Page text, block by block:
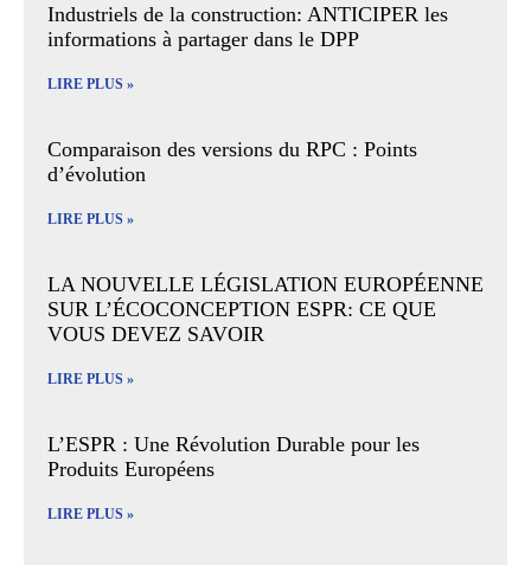
Industriels de la construction: ANTICIPER les
informations à partager dans le DPP
LIRE PLUS »
Comparaison des versions du RPC : Points
d’évolution
LIRE PLUS »
LA NOUVELLE LÉGISLATION EUROPÉENNE
SUR L’ÉCOCONCEPTION ESPR: CE QUE
VOUS DEVEZ SAVOIR
LIRE PLUS »
L’ESPR : Une Révolution Durable pour les
Produits Européens
LIRE PLUS »